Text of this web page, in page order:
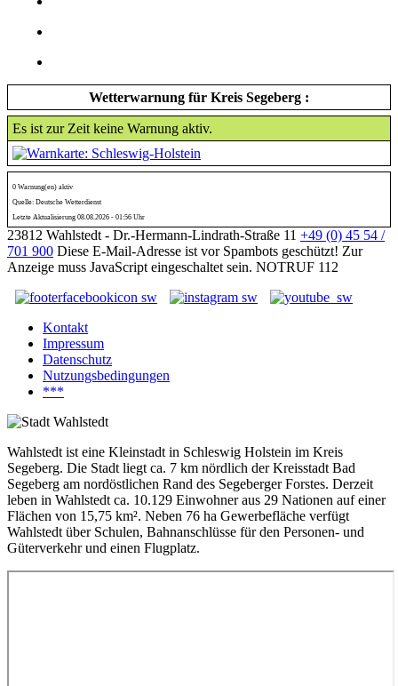
Wetterwarnung für Kreis Segeberg :
Es ist zur Zeit keine Warnung aktiv.
0 Warnung(en) aktiv
Quelle: Deutsche Wetterdienst
Letzte Aktualisierung 08.08.2026 - 01:56 Uhr
23812 Wahlstedt - Dr.-Hermann-Lindrath-Straße 11 +49 (0) 45 54 /
701 900 Diese E-Mail-Adresse ist vor Spambots geschützt! Zur
Anzeige muss JavaScript eingeschaltet sein. NOTRUF 112
Kontakt
Impressum
Datenschutz
Nutzungsbedingungen
***
Wahlstedt ist eine Kleinstadt in Schleswig Holstein im Kreis
Segeberg. Die Stadt liegt ca. 7 km nördlich der Kreisstadt Bad
Segeberg am nordöstlichen Rand des Segeberger Forstes. Derzeit
leben in Wahlstedt ca. 10.129 Einwohner aus 29 Nationen auf einer
Flächen von 15,75 km². Neben 76 ha Gewerbefläche verfügt
Wahlstedt über Schulen, Bahnanschlüsse für den Personen- und
Güterverkehr und einen Flugplatz.